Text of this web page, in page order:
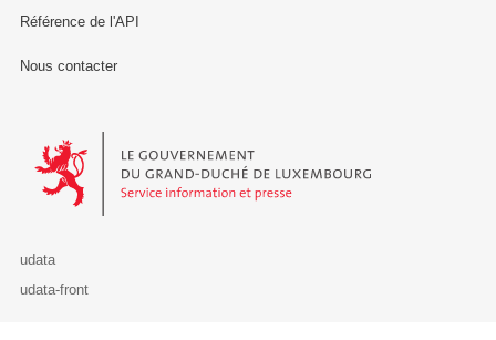
Référence de l'API
Nous contacter
Le Gouvernement du Grand-Duché de Luxembourg - Service
udata
udata-front